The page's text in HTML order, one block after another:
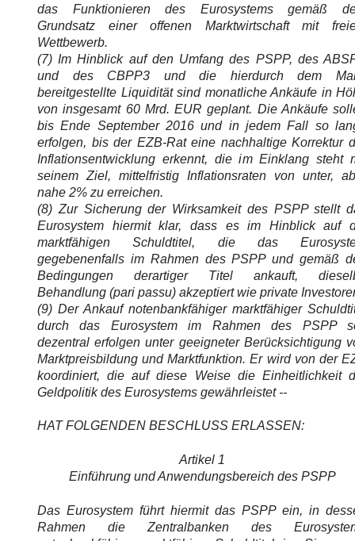
das Funktionieren des Eurosystems gemäß
Grundsatz einer offenen Marktwirtschaft mit
Wettbewerb.
(7) Im Hinblick auf den Umfang des PSPP, des
und des CBPP3 und die hierdurch dem
bereitgestellte Liquidität sind monatliche Ankäufe in
von insgesamt 60 Mrd. EUR geplant. Die Ankäufe
bis Ende September 2016 und in jedem Fall so
erfolgen, bis der EZB-Rat eine nachhaltige Korrektur
Inflationsentwicklung erkennt, die im Einklang steht
seinem Ziel, mittelfristig Inflationsraten von unter,
nahe 2% zu erreichen.
(8) Zur Sicherung der Wirksamkeit des PSPP stellt
Eurosystem hiermit klar, dass es im Hinblick auf
marktfähigen Schuldtitel, die das
gegebenenfalls im Rahmen des PSPP und gemäß
Bedingungen derartiger Titel ankauft,
Behandlung (pari passu) akzeptiert wie private
(9) Der Ankauf notenbankfähiger marktfähiger
durch das Eurosystem im Rahmen des PSPP
dezentral erfolgen unter geeigneter Berücksichtigung
Marktpreisbildung und Marktfunktion. Er wird von der
koordiniert, die auf diese Weise die Einheitlichkeit
Geldpolitik des Eurosystems gewährleistet --
HAT FOLGENDEN BESCHLUSS ERLASSEN:
Artikel 1
Einführung und Anwendungsbereich des PSPP
Das Eurosystem führt hiermit das PSPP ein, in
Rahmen die Zentralbanken des